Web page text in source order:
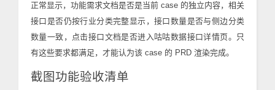
正常显示，功能需求文档是否是当前 case 的独立内容，相关
接口是否仍按行业分类完整显示，接口数量是否与侧边分类
数量一致，点击接口文档是否进入咕咕数据接口详情页。只
有这些要求都满足，才能认为该 case 的 PRD 渲染完成。
截图功能验收清单